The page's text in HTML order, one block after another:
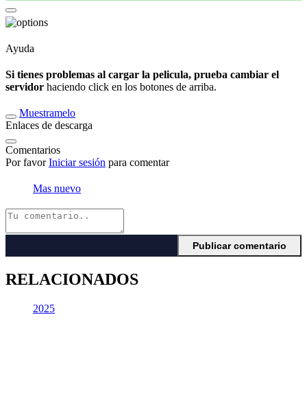
Ayuda
Si tienes problemas al cargar la pelicula, prueba cambiar el
servidor haciendo click en los botones de arriba.
Muestramelo
Enlaces de descarga
Comentarios
Por favorIniciar sesión para comentar
Mas nuevo
RELACIONADOS
2025